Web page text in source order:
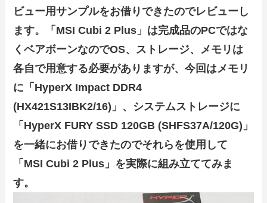
ビュー用サンプルをお借りできたのでレビューし
ます。「MSI Cubi 2 Plus」は完成品のPCではな
くベアボーンなのでOS、ストレージ、メモリは
各自で用意する必要がありますが、今回はメモリ
に「HyperX Impact DDR4
(HX421S13IBK2/16)」、システムストレージに
「HyperX FURY SSD 120GB (SHFS37A/120G)」
を一緒にお借りできたのでそれらを使用して
「MSI Cubi 2 Plus」を実際に組み立ててみま
す。